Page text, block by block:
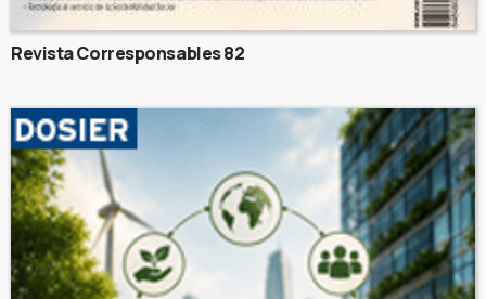
Revista Corresponsables 82